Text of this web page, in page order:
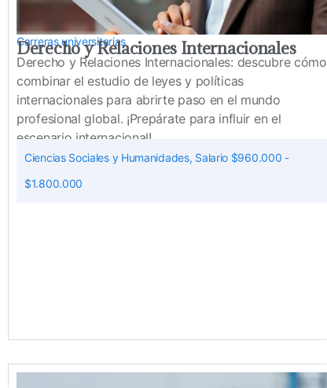
Carreras universitarias
Derecho y Relaciones Internacionales
Derecho y Relaciones Internacionales: descubre cómo
combinar el estudio de leyes y políticas
internacionales para abrirte paso en el mundo
profesional global. ¡Prepárate para influir en el
escenario internacional!
Ciencias Sociales y Humanidades, Salario $960.000 -
$1.800.000